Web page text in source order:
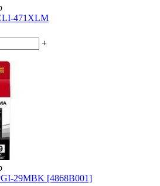
471XLM
+
29MBK [4868B001]